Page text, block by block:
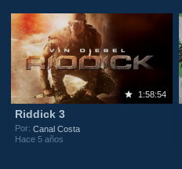
1:58:54
Riddick 3
Por:Canal Costa
Hace 5 años